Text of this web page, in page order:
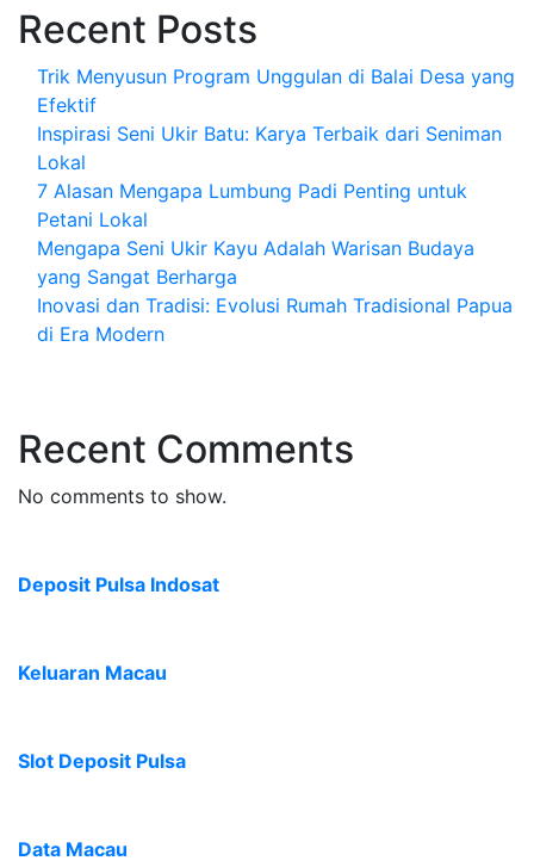
Recent Posts
Trik Menyusun Program Unggulan di Balai Desa yang
Efektif
Inspirasi Seni Ukir Batu: Karya Terbaik dari Seniman
Lokal
7 Alasan Mengapa Lumbung Padi Penting untuk
Petani Lokal
Mengapa Seni Ukir Kayu Adalah Warisan Budaya
yang Sangat Berharga
Inovasi dan Tradisi: Evolusi Rumah Tradisional Papua
di Era Modern
Recent Comments
No comments to show.
Deposit Pulsa Indosat
Keluaran Macau
Slot Deposit Pulsa
Data Macau